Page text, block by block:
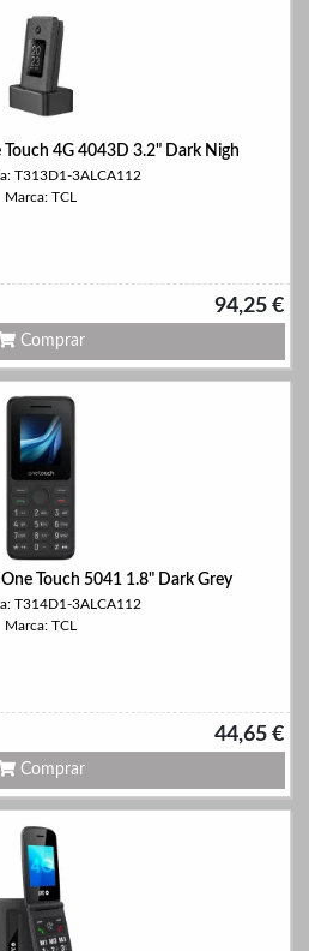
Touch 4G 4043D 3.2" Dark Nigh
T313D1-3ALCA112
Marca: TCL
94,25 €
Comprar
One Touch 5041 1.8" Dark Grey
T314D1-3ALCA112
Marca: TCL
44,65 €
Comprar